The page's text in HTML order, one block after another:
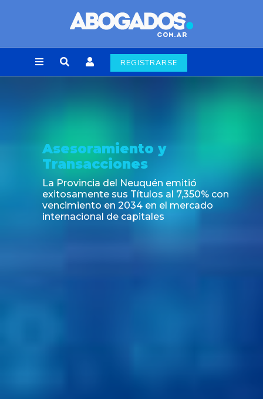
REGISTRARSE
Asesoramiento y
Transacciones
La Provincia del Neuquén emitió
exitosamente sus Títulos al 7,350% con
vencimiento en 2034 en el mercado
internacional de capitales